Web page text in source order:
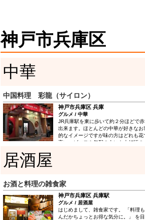
神戸市兵庫区
中華
中国料理 彩龍（サイロン）
神戸市兵庫区 兵庫
グルメ / 中華
JR兵庫駅を東に歩いて約２分ほどで
出来ます。ほとんどの中華が好きな
的なイメージですが味の方はどれも
高いエビマヨや年配の人にも大好評
居酒屋
お酒と料理の雑食家
神戸市兵庫区 兵庫駅
グルメ / 居酒屋
はじめまして、雑食家です。 「料理
んだかちょっとお得な気分に。」 を